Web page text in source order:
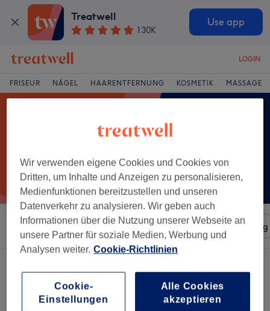
Treatwell
130K
Use app
LOGIN
FRISEUR NÄGEL HAARENTFERNUNG KOSMETIK MASSAGE
Sortieren nach Salons Expressangebote Bewertung
Wir verwenden eigene Cookies und Cookies von
Dritten, um Inhalte und Anzeigen zu personalisieren,
Medienfunktionen bereitzustellen und unseren
Datenverkehr zu analysieren. Wir geben auch
Informationen über die Nutzung unserer Webseite an
unsere Partner für soziale Medien, Werbung und
Analysen weiter. Cookie-Richtlinien
Cookie-
Einstellungen
Alle Cookies
akzeptieren